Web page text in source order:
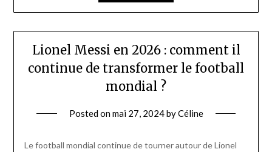
Lionel Messi en 2026 : comment il
continue de transformer le football
mondial ?
Posted onmai 27, 2024byCéline
Le football mondial continue de tourner autour de Lionel